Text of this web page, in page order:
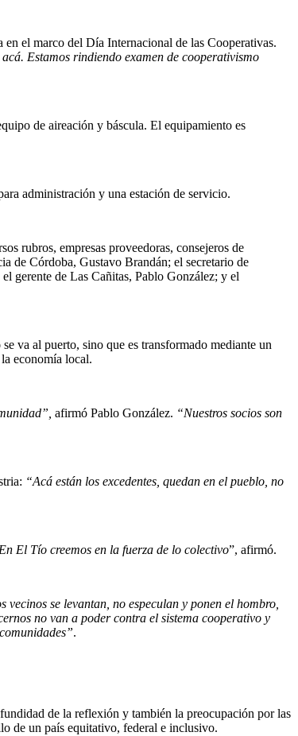
el marco del Día Internacional de las Cooperativas.
Estamos rindiendo examen de cooperativismo
de aireación y báscula. El equipamiento es
administración y una estación de servicio.
rubros, empresas proveedoras, consejeros de
de Córdoba, Gustavo Brandán; el secretario de
gerente de Las Cañitas, Pablo González; y el
va al puerto, sino que es transformado mediante un
economía local.
afirmó Pablo González. “Nuestros socios son
“Acá están los excedentes, quedan en el pueblo, no
El Tío creemos en la fuerza de lo colectivo”, afirmó.
se levantan, no especulan y ponen el hombro,
no van a poder contra el sistema cooperativo y
.
de la reflexión y también la preocupación por las
de un país equitativo, federal e inclusivo.